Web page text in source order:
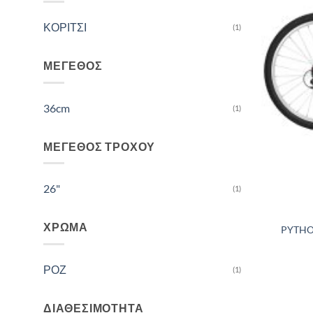
ΚΟΡΙΤΣΙ (1)
ΜΈΓΕΘΟΣ
36cm (1)
ΜΈΓΕΘΟΣ ΤΡΟΧΟΎ
26" (1)
ΧΡΏΜΑ
ΡΟΖ (1)
ΔΙΑΘΕΣΙΜΌΤΗΤΑ